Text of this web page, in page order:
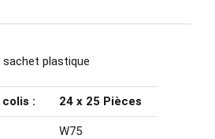
sachet plastique
: 24 x 25 Pièces
W75